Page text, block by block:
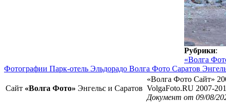
Рубрики:
«Волга
Фотографии Парк-отель Эльдорадо Волга Фото Саратов
Сайт «Волга Фото» Энгельс и Саратов
«Волга Фото Сайт»
VolgaFoto.RU 2007-
Документ от 09/08/